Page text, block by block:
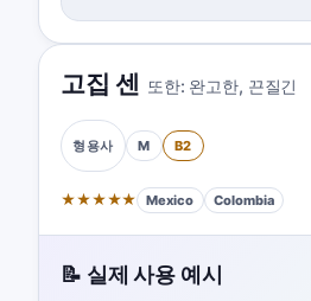
고집 센 또한: 완고한, 끈질긴
형용사 M B2
★★★★★ Mexico Colombia
📝 실제 사용 예시